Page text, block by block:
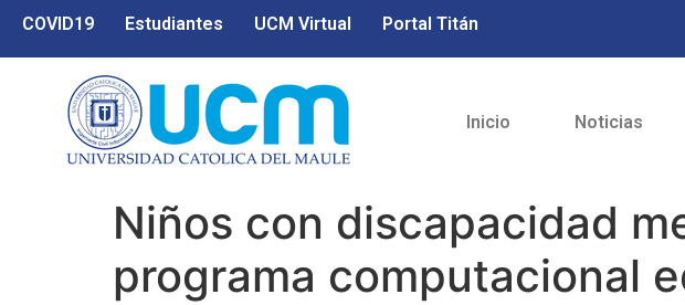
COVID19 Estudiantes UCM Virtual Portal Titán
Inicio Noticias
Niños con discapacidad
programa computacional